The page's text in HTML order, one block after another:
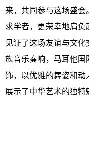
来，共同参与这场盛
求学者，更荣幸地肩
见证了这场友谊与文
族音乐奏响，马耳他国
饰，以优雅的舞姿和
展示了中华艺术的独特